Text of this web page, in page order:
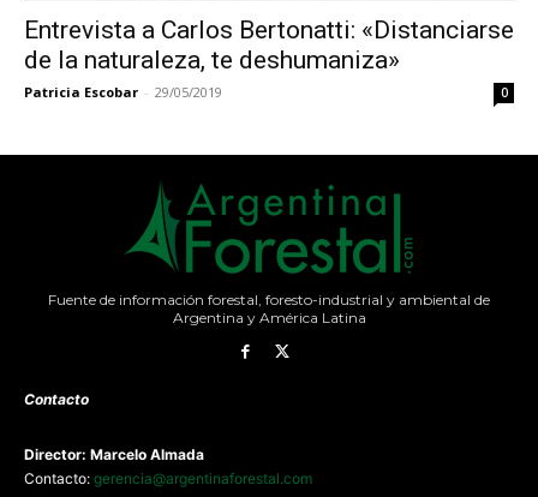
Entrevista a Carlos Bertonatti: «Distanciarse
de la naturaleza, te deshumaniza»
Patricia Escobar - 29/05/2019 0
Fuente de información forestal, foresto-industrial y ambiental de
Argentina y América Latina
Contacto
Director: Marcelo Almada
Contacto: gerencia@argentinaforestal.com